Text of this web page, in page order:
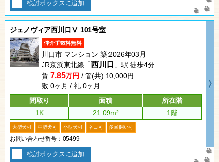
検討ボックスに追加
ジェノヴィア西川口Ⅴ 101号室
仲介手数料無料
川口市 マンション 築:2026年03月
JR京浜東北線「西川口 」駅 徒歩4分
賃:7.85万円 / 管(共):10,000円
敷:0ヶ月 / 礼:0ヶ月
間取り
面積
所在階
1K
21.09m² 1階
大型犬可 中型犬可 小型犬可 ネコ可 多頭飼い可
お問い合わせ番号：05499
検討ボックスに追加